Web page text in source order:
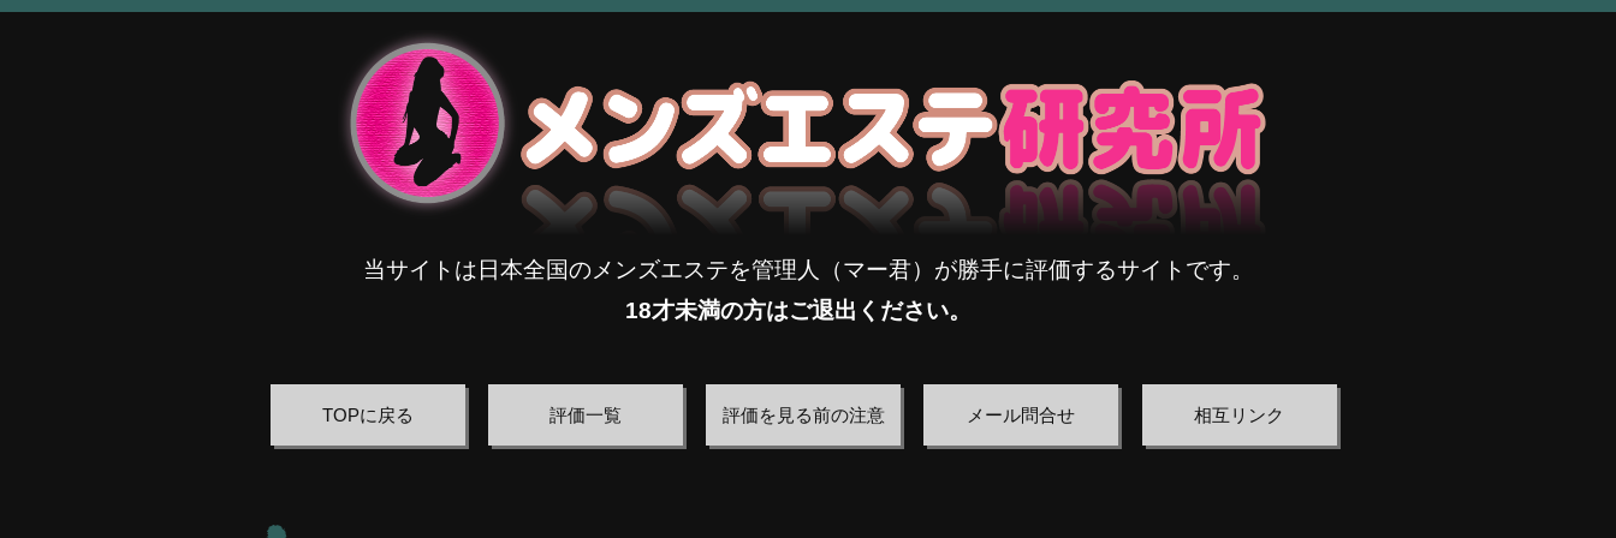
当サイトは日本全国のメンズエステを管理人（マー君）が勝手に評価するサイトです。
18才未満の方はご退出ください。
TOPに戻る 評価一覧 評価を見る前の注意 メール問合せ 相互リンク